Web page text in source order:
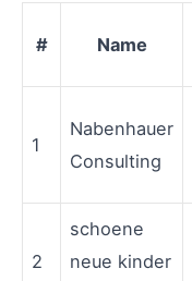
# Name
1
Nabenhauer
Consulting
2
schoene
neue kinder